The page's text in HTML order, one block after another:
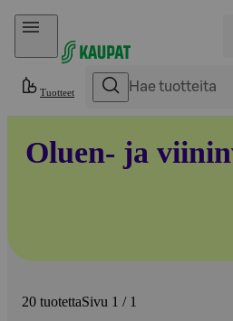
Hyppää sisältöön
Tuotteet
Oluen- ja
20 tuotettaSivu 1 / 1